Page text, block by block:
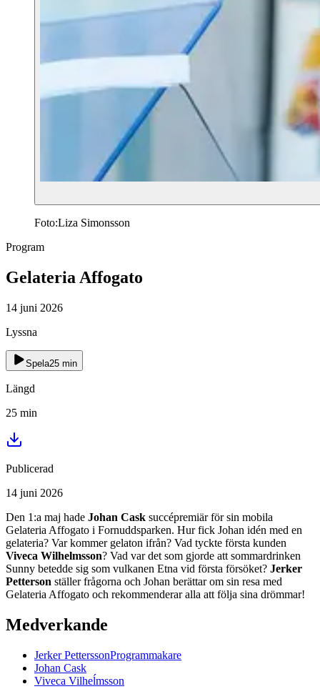
Foto:Liza Simonsson
Program
Gelateria Affogato
14 juni 2026
Lyssna
Spela25 min
Längd
25 min
Publicerad
14 juni 2026
Den 1:a maj hade Johan Cask succépremiär för sin mobila
Gelateria Affogato i Fornuddsparken. Hur fick Johan idén med en
gelateria? Var kommer gelaton ifrån? Vad tyckte första kunden
Viveca Wilhelmsson? Vad var det som gjorde att sommardrinken
Sunny betedde sig som vulkanen Etna vid första försöket? Jerker
Petterson ställer frågorna och Johan berättar om sin resa med
Gelateria Affogato och rekommenderar alla att följa sina drömmar!
Medverkande
Jerker PetterssonProgrammakare
Johan Cask
Viveca Vilheĺmsson